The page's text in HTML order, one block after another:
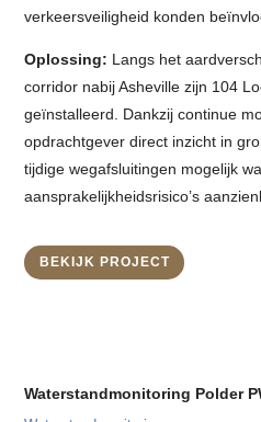
verkeersveiligheid konden
Oplossing: Langs het
corridor nabij Asheville zijn 104
geïnstalleerd. Dankzij continue
opdrachtgever direct inzicht in
tijdige wegafsluitingen mogelijk
aansprakelijkheidsrisico’s
BEKIJK PROJECT
Waterstandmonitoring Polder